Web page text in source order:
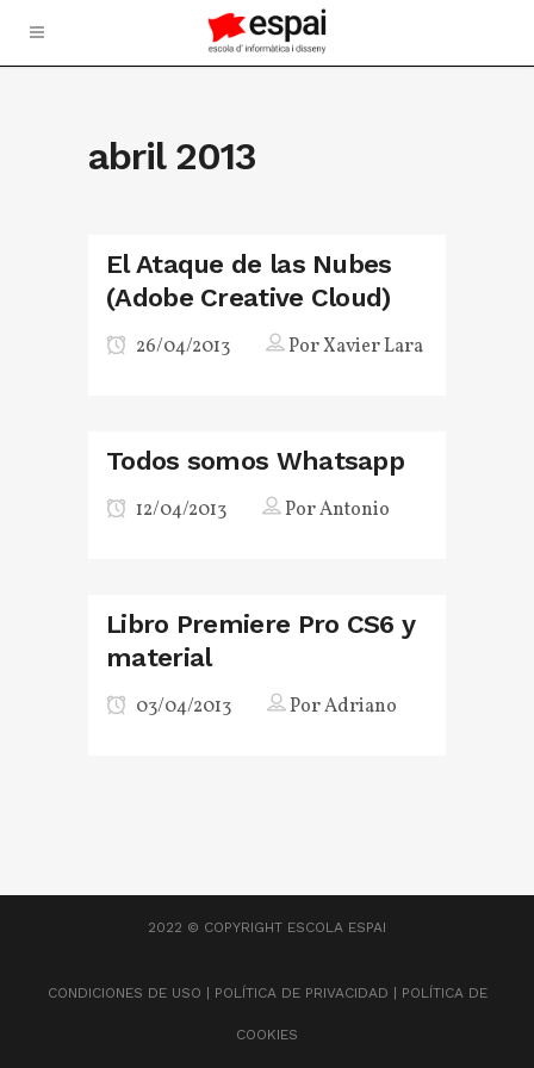
abril 2013
El Ataque de las Nubes
(Adobe Creative Cloud)
26/04/2013 PorXavier Lara
Todos somos Whatsapp
12/04/2013 PorAntonio
Libro Premiere Pro CS6 y
material
03/04/2013 PorAdriano
2022 © COPYRIGHT ESCOLA ESPAI
CONDICIONES DE USO POLÍTICA DE PRIVACIDAD POLÍTICA DE
COOKIES